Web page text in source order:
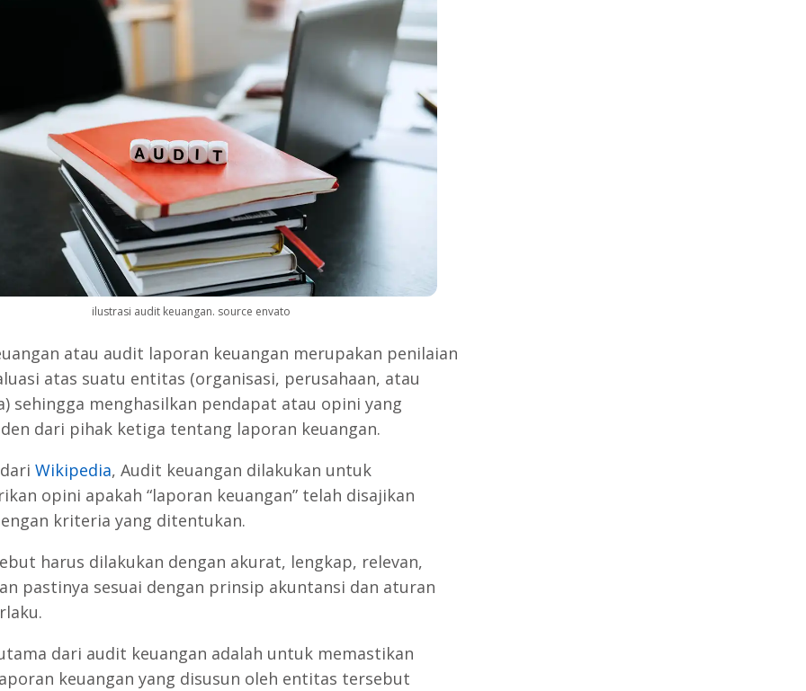
ilustrasi audit keuangan. source envato
atau audit laporan keuangan merupakan penilaian
atas suatu entitas (organisasi, perusahaan, atau
sehingga menghasilkan pendapat atau opini yang
dari pihak ketiga tentang laporan keuangan.
Wikipedia, Audit keuangan dilakukan untuk
opini apakah “laporan keuangan” telah disajikan
kriteria yang ditentukan.
harus dilakukan dengan akurat, lengkap, relevan,
pastinya sesuai dengan prinsip akuntansi dan aturan
dari audit keuangan adalah untuk memastikan
keuangan yang disusun oleh entitas tersebut